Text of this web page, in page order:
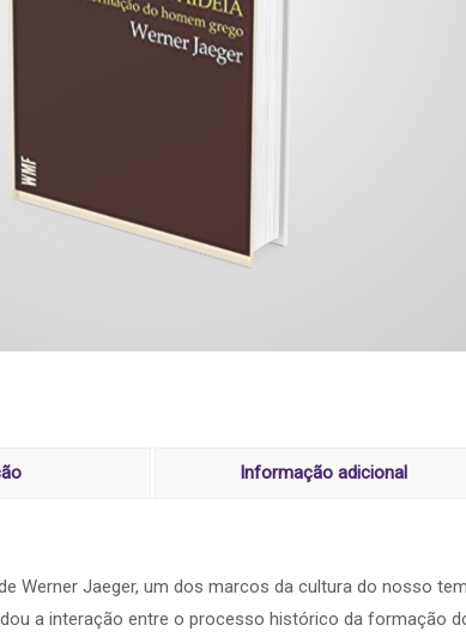
Informação adicional
Werner Jaeger, um dos marcos da cultura do nosso
a interação entre o processo histórico da formação